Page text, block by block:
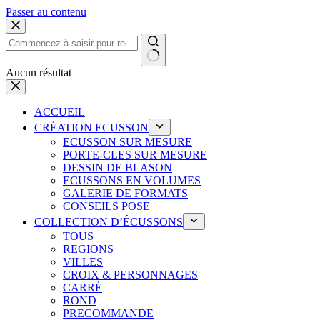
Passer au contenu
Aucun résultat
ACCUEIL
CRÉATION ECUSSON
ECUSSON SUR MESURE
PORTE-CLES SUR MESURE
DESSIN DE BLASON
ECUSSONS EN VOLUMES
GALERIE DE FORMATS
CONSEILS POSE
COLLECTION D’ÉCUSSONS
TOUS
REGIONS
VILLES
CROIX & PERSONNAGES
CARRÉ
ROND
PRECOMMANDE